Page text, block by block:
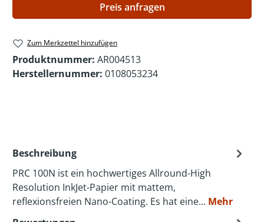
Preis anfragen
Zum Merkzettel hinzufügen
Produktnummer: AR004513
Herstellernummer: 0108053234
Beschreibung
PRC 100N ist ein hochwertiges Allround-High
Resolution InkJet-Papier mit mattem,
reflexionsfreien Nano-Coating. Es hat eine… Mehr